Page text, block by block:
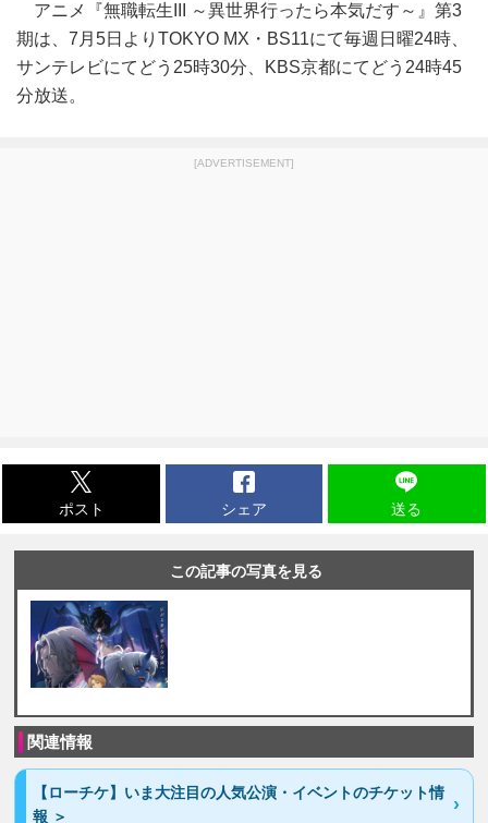
アニメ『無職転生III ～異世界行ったら本気だす～』第3
期は、7月5日よりTOKYO MX・BS11にて毎週日曜24時、
サンテレビにてどう25時30分、KBS京都にてどう24時45
分放送。
[ADVERTISEMENT]
ポスト シェア 送る
この記事の写真を見る
関連情報
【ローチケ】いま大注目の人気公演・イベントのチケット情
報 ＞